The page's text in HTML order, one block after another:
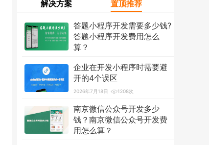
解决方案 置顶推荐
答题小程序开发需要多少钱?
答题小程序开发费用怎么
算？
企业在开发小程序时需要避
开的4个误区
2026年7月18日 1208次
南京微信公众号开发多少
钱？南京微信公众号开发费
用怎么算？